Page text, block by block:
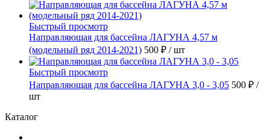
Быстрый просмотр
Направляющая для бассейна ЛАГУНА 4,57 м
(модельный ряд 2014-2021) 500 ₽ / шт
Быстрый просмотр
Направляющая для бассейна ЛАГУНА 3,0 - 3,05 500 ₽ /
шт
Каталог